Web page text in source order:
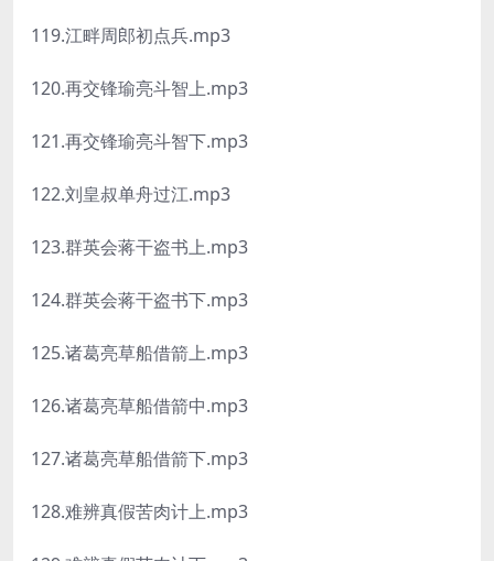
119.江畔周郎初点兵.mp3
120.再交锋瑜亮斗智上.mp3
121.再交锋瑜亮斗智下.mp3
122.刘皇叔单舟过江.mp3
123.群英会蒋干盗书上.mp3
124.群英会蒋干盗书下.mp3
125.诸葛亮草船借箭上.mp3
126.诸葛亮草船借箭中.mp3
127.诸葛亮草船借箭下.mp3
128.难辨真假苦肉计上.mp3